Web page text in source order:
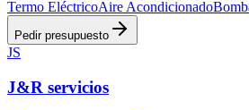
Termo EléctricoAire Acondicionado
Pedir presupuesto
JS
J&R servicios